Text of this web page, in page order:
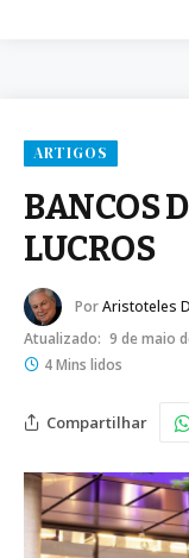
ARTIGOS
BANCOS
LUCROS
PorAristoteles
Atualizado: 9 de maio
4 Mins lidos
Compartilhar